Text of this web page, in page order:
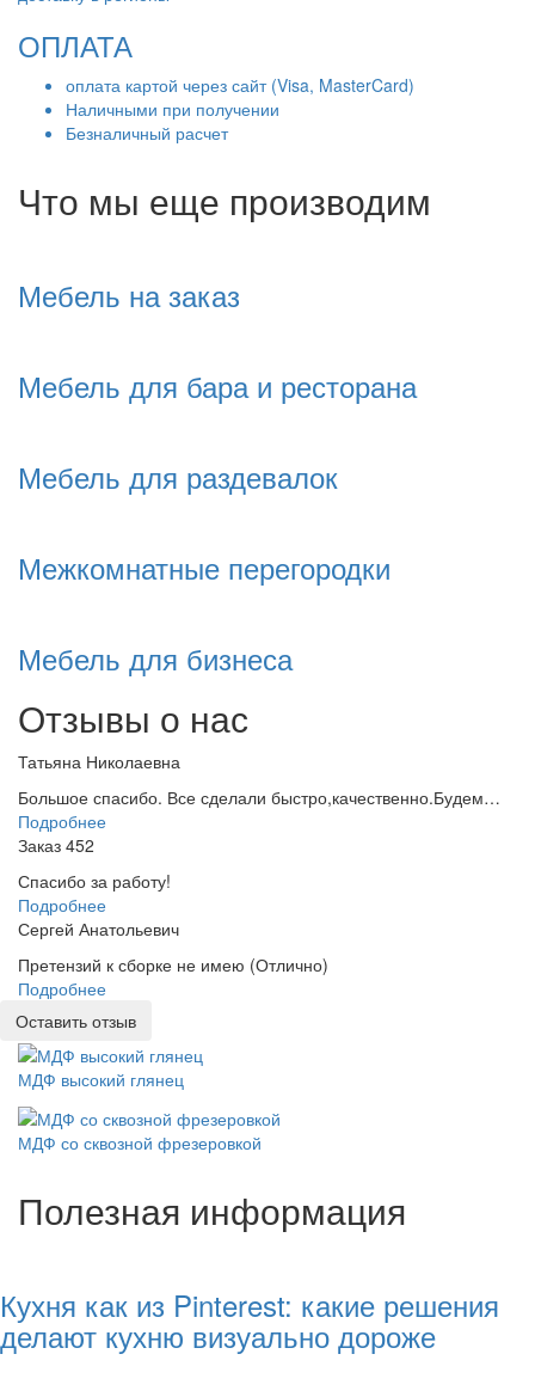
ОПЛАТА
оплата картой через сайт (Visa, MasterCard)
Наличными при получении
Безналичный расчет
Что мы еще производим
Мебель на заказ
Мебель для бара и ресторана
Мебель для раздевалок
Межкомнатные перегородки
Мебель для бизнеса
Отзывы о нас
Татьяна Николаевна
Большое спасибо. Все сделали быстро,качественно.Будем…
Подробнее
Заказ 452
Спасибо за работу!
Подробнее
Сергей Анатольевич
Претензий к сборке не имею (Отлично)
Подробнее
Оставить отзыв
МДФ высокий глянец
МДФ со сквозной фрезеровкой
Полезная информация
Кухня как из Pinterest: какие решения
делают кухню визуально дороже